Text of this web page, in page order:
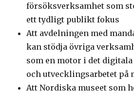
försöksverksamhet som
ett tydligt publikt fokus
Att avdelningen med
kan stödja övriga
som en motor i det
och utvecklingsarbetet på
Att Nordiska museet som